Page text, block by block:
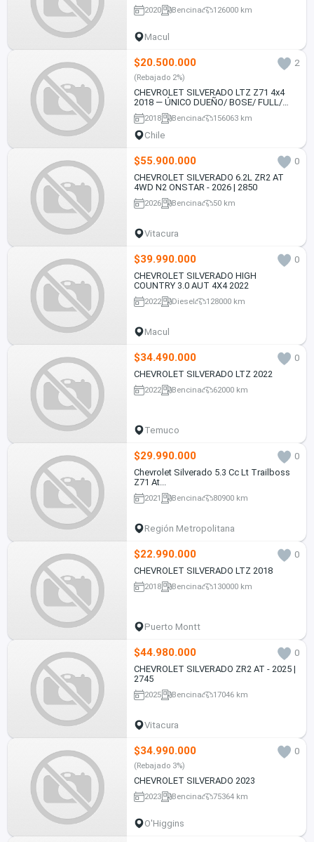
2020 Bencina 126000 km
Macul
$20.500.000 2
(Rebajado 2%)
CHEVROLET SILVERADO LTZ Z71 4x4
2018 — ÚNICO DUEÑO/ BOSE/ FULL/
MANTENCIONES EN MARCA
2018 Bencina 156063 km
Chile
$55.900.000
0
CHEVROLET SILVERADO 6.2L ZR2 AT
4WD N2 ONSTAR - 2026 | 2850
2026 Bencina 50 km
Vitacura
$39.990.000
0
CHEVROLET SILVERADO HIGH
COUNTRY 3.0 AUT 4X4 2022
2022 Diesel 128000 km
Macul
$34.490.000
0
CHEVROLET SILVERADO LTZ 2022
2022 Bencina 62000 km
Temuco
$29.990.000
0
Chevrolet Silverado 5.3 Cc Lt Trailboss
Z71 At...
2021 Bencina 80900 km
Región Metropolitana
$22.990.000
0
CHEVROLET SILVERADO LTZ 2018
2018 Bencina 130000 km
Puerto Montt
$44.980.000
0
CHEVROLET SILVERADO ZR2 AT - 2025 |
2745
2025 Bencina 17046 km
Vitacura
$34.990.000 0
(Rebajado 3%)
CHEVROLET SILVERADO 2023
2023 Bencina 75364 km
O'Higgins